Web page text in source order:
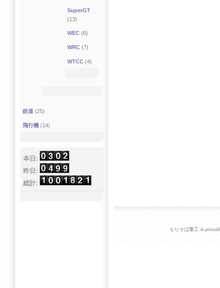
SuperGT
(13)
WEC (6)
WRC (7)
WTCC (4)
鉄道 (25)
飛行機 (14)
本日:
昨日:
総計:
もりそば重工 is